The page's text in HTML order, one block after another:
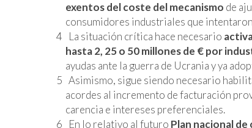
exentosdel coste del mecanismo de
consumidores industriales que
La situación crítica hace necesario
hasta 2, 25 o 50 millones de € por
ayudas ante la guerra de Ucrania y ya
Asimismo, sigue siendo necesario
acordes al incremento de facturación
carencia e intereses preferenciales.
En lo relativo al futuro Plan nacional